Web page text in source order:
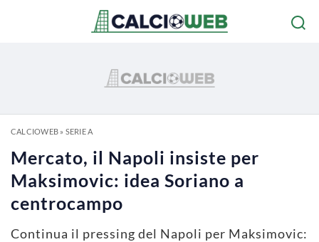
CALCIOWEB» SERIE A
Mercato, il Napoli insiste per
Maksimovic: idea Soriano a
centrocampo
Continua il pressing del Napoli per Maksimovic: